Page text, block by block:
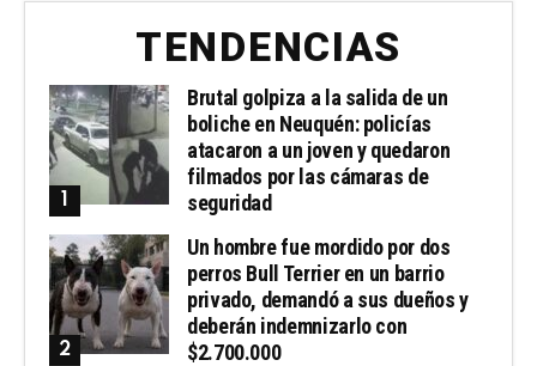
TENDENCIAS
Brutal golpiza a la salida de un
boliche en Neuquén: policías
atacaron a un joven y quedaron
filmados por las cámaras de
seguridad
Un hombre fue mordido por dos
perros Bull Terrier en un barrio
privado, demandó a sus dueños y
deberán indemnizarlo con
$2.700.000